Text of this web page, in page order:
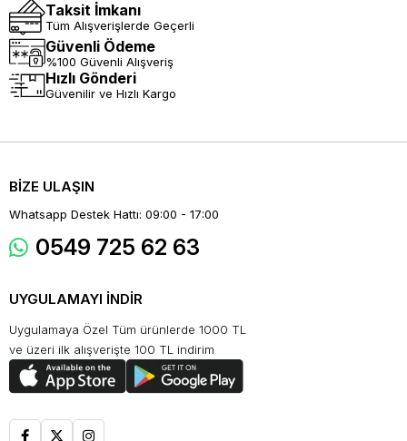
Taksit İmkanı
Tüm Alışverişlerde Geçerli
Güvenli Ödeme
%100 Güvenli Alışveriş
Hızlı Gönderi
Güvenilir ve Hızlı Kargo
BİZE ULAŞIN
Whatsapp Destek Hattı: 09:00 - 17:00
0549 725 62 63
UYGULAMAYI İNDİR
Uygulamaya Özel Tüm ürünlerde 1000 TL
ve üzeri ilk alışverişte 100 TL indirim